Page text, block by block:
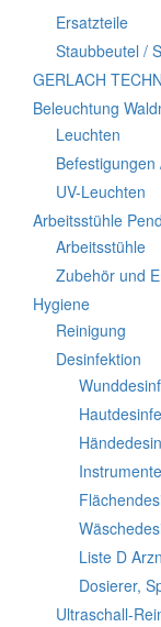
Ersatzteile
Staubbeutel /
GERLACH
Beleuchtung
Leuchten
UV-Leuchten
Arbeitsstühle
Arbeitsstühle
Zubehör und
Hygiene
Reinigung
Desinfektion
Liste D
Dosierer,
Ultraschall-